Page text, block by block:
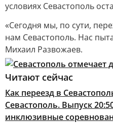
условиях Севастополь
«Сегодня мы, по сути,
нам Севастополь. Нас
Михаил Развожаев.
Читают сейчас
Как переезд в
Севастополь. Выпуск
инклюзивные